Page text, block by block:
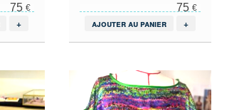
75 €
+
75€
ajouter au panier +